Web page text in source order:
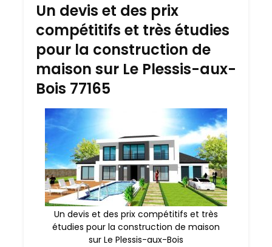
Un devis et des prix
compétitifs et très étudies
pour la construction de
maison sur Le Plessis-aux-
Bois 77165
Un devis et des prix compétitifs et très
étudies pour la construction de maison
sur Le Plessis-aux-Bois